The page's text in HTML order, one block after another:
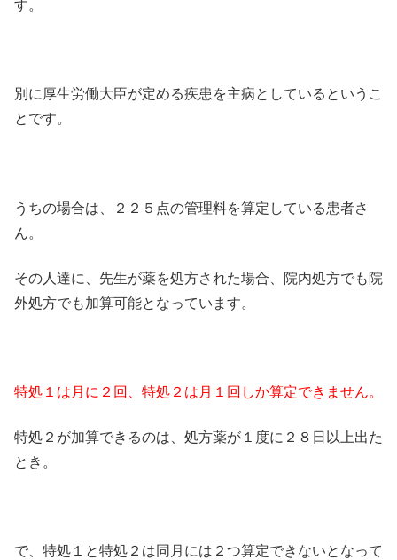
す。
別に厚生労働大臣が定める疾患を主病としているというこ
とです。
うちの場合は、２２５点の管理料を算定している患者さ
ん。
その人達に、先生が薬を処方された場合、院内処方でも院
外処方でも加算可能となっています。
特処１は月に２回、特処２は月１回しか算定できません。
特処２が加算できるのは、処方薬が１度に２８日以上出た
とき。
で、特処１と特処２は同月には２つ算定できないとなって